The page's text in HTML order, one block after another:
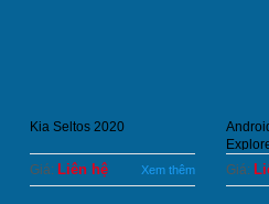
Kia Seltos 2020
Giá: Liên hệ Xem thêm
Giá: